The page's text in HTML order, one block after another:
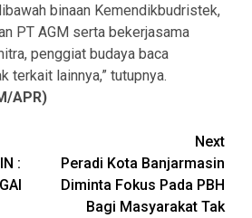
binaan Kemendikbudristek,
PT AGM serta bekerjasama
penggiat budaya baca
terkait lainnya,” tutupnya.
APR)
:
Next
Peradi Kota Banjarmasin
Diminta Fokus Pada PBH
Bagi Masyarakat Tak